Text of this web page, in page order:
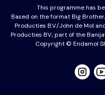
This programme has
Based on the format Big
Producties B.V./John de Mol
Producties BV., part of the
Copyright © Endamol